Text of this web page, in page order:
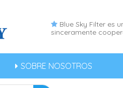
 Blue Sky Filter es
sinceramente
SOBRE NOSOTROS